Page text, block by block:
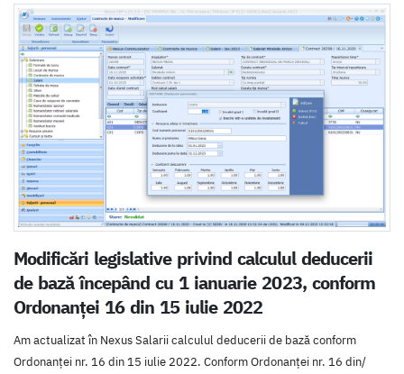
Modificări legislative privind calculul deducerii
de bază începând cu 1 ianuarie 2023, conform
Ordonanței 16 din 15 iulie 2022
Am actualizat în Nexus Salarii calculul deducerii de bază conform
Ordonanței nr. 16 din 15 iulie 2022. Conform Ordonanței nr. 16 din/